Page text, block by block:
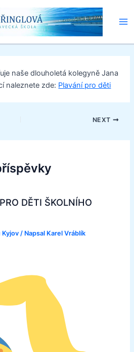
naše dlouholetá kolegyně Jana
naleznete zde: Plavání pro děti
NEXT
DĚTI ŠKOLNÍHO
Kyjov/ Napsal Karel Vráblík